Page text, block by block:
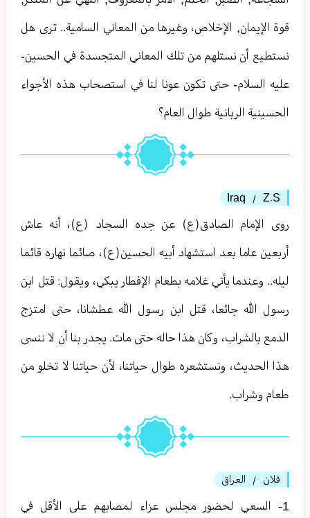
قوة الإيمان, الإخلاص، وغيرها من المعاني السامية.. ترى هل
نستطيع أن نستلهم من تلك المعاني المتجسدة في الحسين-
عليه السلام- حتى تكون عونا لنا في استصحاب هذه الأجواء
الحسينية الربانية طوال العام؟
Z.S
/
Iraq
روى الإمام الصادق(ع) عن جده السجاد (ع)، أنه عاش
أربعين عاما بعد استشهاد أبيه الحسين(ع)، صائما نهاره قائما
ليله.. وعندما يأتي غلامه بطعام الإفطار يبكي، ويقول: قتل ابن
رسول الله جائعا، قتل ابن رسول الله عطشانا، حتى امتزج
الدمع بالشراب، وكان هذا حاله حتى مات. يجدر بنا أن لا ننسى
هذا الحديث، ونستشعره طوال حياتنا، لأن حياتنا لا تخلو من
طعام وشراب.
فلان / العراق
1- السعي لحضور مجلس عزاء لمصابهم على الأقل في